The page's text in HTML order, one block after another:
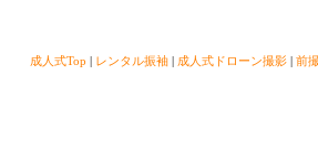
成人式Top レンタル振袖 成人式ドローン撮影 前